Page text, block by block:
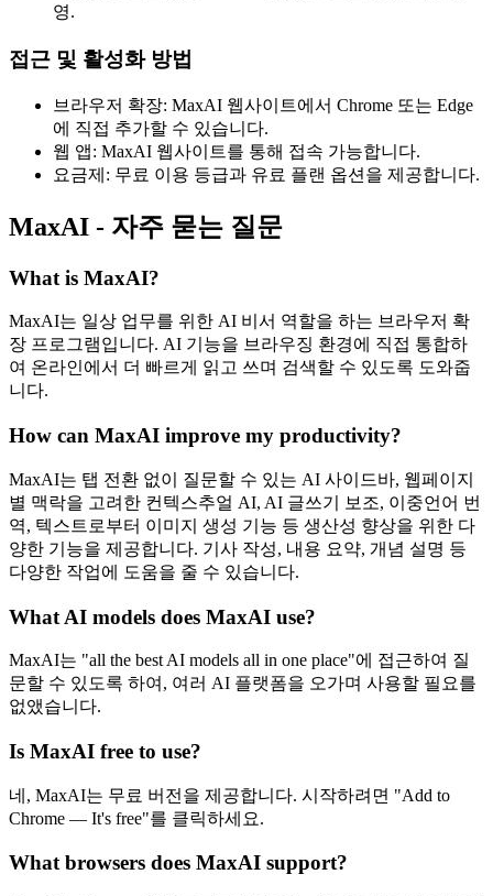
영.
접근 및 활성화 방법
브라우저 확장: MaxAI 웹사이트에서 Chrome 또는 Edge
에 직접 추가할 수 있습니다.
웹 앱: MaxAI 웹사이트를 통해 접속 가능합니다.
요금제: 무료 이용 등급과 유료 플랜 옵션을 제공합니다.
MaxAI - 자주 묻는 질문
What is MaxAI?
MaxAI는 일상 업무를 위한 AI 비서 역할을 하는 브라우저 확
장 프로그램입니다. AI 기능을 브라우징 환경에 직접 통합하
여 온라인에서 더 빠르게 읽고 쓰며 검색할 수 있도록 도와줍
니다.
How can MaxAI improve my productivity?
MaxAI는 탭 전환 없이 질문할 수 있는 AI 사이드바, 웹페이지
별 맥락을 고려한 컨텍스추얼 AI, AI 글쓰기 보조, 이중언어 번
역, 텍스트로부터 이미지 생성 기능 등 생산성 향상을 위한 다
양한 기능을 제공합니다. 기사 작성, 내용 요약, 개념 설명 등
다양한 작업에 도움을 줄 수 있습니다.
What AI models does MaxAI use?
MaxAI는 "all the best AI models all in one place"에 접근하여 질
문할 수 있도록 하여, 여러 AI 플랫폼을 오가며 사용할 필요를
없앴습니다.
Is MaxAI free to use?
네, MaxAI는 무료 버전을 제공합니다. 시작하려면 "Add to
Chrome — It's free"를 클릭하세요.
What browsers does MaxAI support?